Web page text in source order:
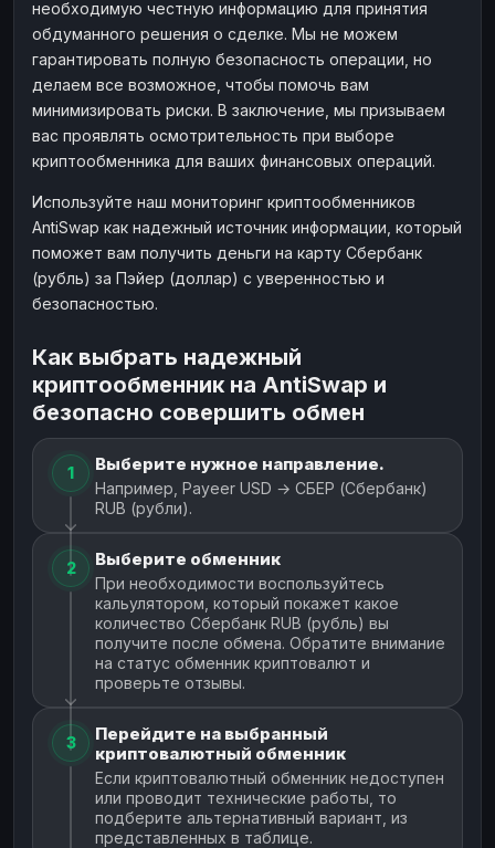
необходимую честную информацию для принятия
обдуманного решения о сделке. Мы не можем
гарантировать полную безопасность операции, но
делаем все возможное, чтобы помочь вам
минимизировать риски. В заключение, мы призываем
вас проявлять осмотрительность при выборе
криптообменника для ваших финансовых операций.
Используйте наш мониторинг криптообменников
AntiSwap как надежный источник информации, который
поможет вам получить деньги на карту Сбербанк
(рубль) за Пэйер (доллар) с уверенностью и
безопасностью.
Как выбрать надежный
криптообменник на AntiSwap и
безопасно совершить обмен
1 Выберите нужное направление.
Например, Payeer USD → СБЕР (Сбербанк)
RUB (рубли).
2 Выберите обменник
При необходимости воспользуйтесь
кальулятором, который покажет какое
количество Сбербанк RUB (рубль) вы
получите после обмена. Обратите внимание
на статус обменник криптовалют и
проверьте отзывы.
3
Перейдите на выбранный
криптовалютный обменник
Если криптовалютный обменник недоступен
или проводит технические работы, то
подберите альтернативный вариант, из
представленных в таблице.